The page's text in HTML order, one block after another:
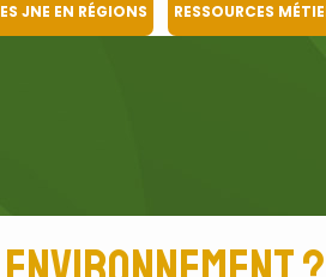
JNE EN RÉGIONS RESSOURCES